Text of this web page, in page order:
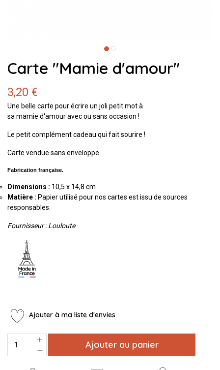
Carte "Mamie d'amour"
3,20 €
Une belle carte pour écrire un joli petit mot à
sa mamie d'amour avec ou sans occasion !
Le petit complément cadeau qui fait sourire !
Carte vendue sans enveloppe.
Fabrication française.
Dimensions : 10,5 x 14,8 cm
Matière : Papier utilisé pour nos cartes est issu de sources
responsables.
Fournisseur : Louloute
Ajouter à ma liste d'envies
Ajouter au panier